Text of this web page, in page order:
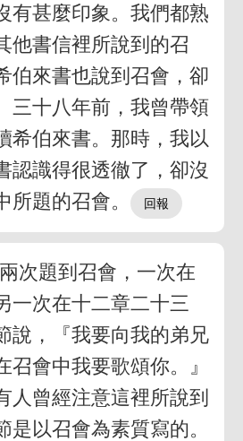
有甚麼印象。我們都熟
他書信裡所說到的召
伯來書也說到召會，卻
三十八年前，我曾帶領
希伯來書。那時，我以
認識得很透徹了，卻沒
所題的召會。
次題到召會，一次在
一次在十二章二十三
說，『我要向我的弟兄
召會中我要歌頌你。』
人曾經注意這裡所說到
是以召會為素質寫的。